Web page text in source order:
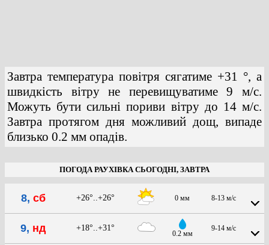
Завтра температура повітря сягатиме +31 °, а
швидкість вітру не перевищуватиме 9 м/с.
Можуть бути сильні пориви вітру до 14 м/с.
Завтра протягом дня можливий дощ, випаде
близько 0.2 мм опадів.
ПОГОДА РАУХІВКА СЬОГОДНІ, ЗАВТРА
8, сб +26°..+26° 0 мм 8-13 м/с
9, нд +18°..+31°
0.2 мм
9-14 м/с